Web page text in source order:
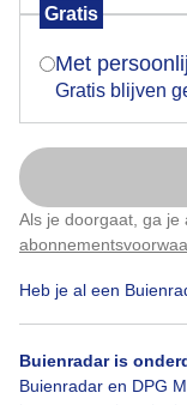
Gratis
Met
Gratis blijven
Als je doorgaat, ga je
Heb je al een
Buienradar is
Buienradar en DPG
Door: ben Saanen
Bekijk slideshow
Is
Klik